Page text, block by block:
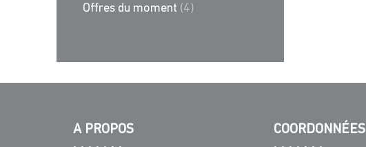
Offres du moment (4)
A PROPOS COORDONNÉES